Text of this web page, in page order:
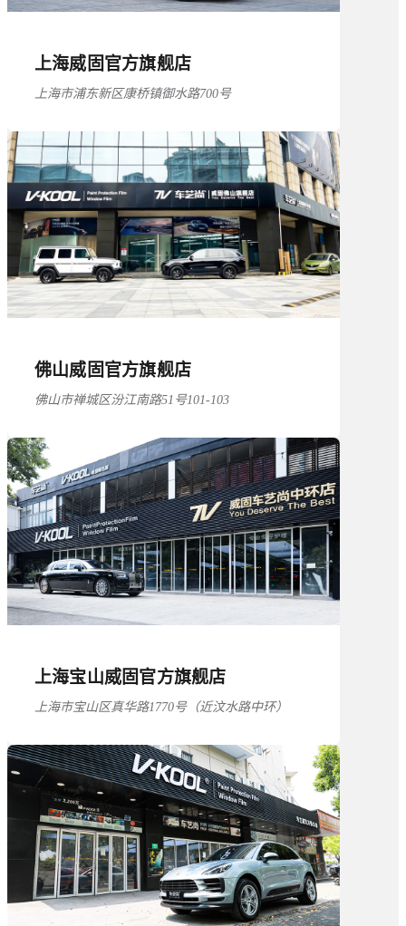
上海威固官方旗舰店
上海市浦东新区康桥镇御水路700号
佛山威固官方旗舰店
佛山市禅城区汾江南路51号101-103
上海宝山威固官方旗舰店
上海市宝山区真华路1770号（近汶水路中环）